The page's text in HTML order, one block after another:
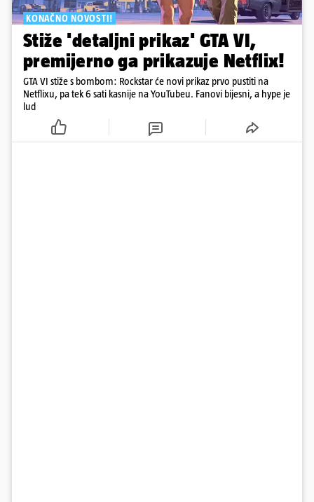
KONAČNO NOVOSTI!
Stiže 'detaljni prikaz' GTA VI,
premijerno ga prikazuje Netflix!
GTA VI stiže s bombom: Rockstar će novi prikaz prvo pustiti na
Netflixu, pa tek 6 sati kasnije na YouTubeu. Fanovi bijesni, a hype je
lud